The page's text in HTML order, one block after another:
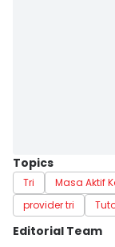
Topics
Tri Masa Aktif
provider tri
Editorial Team